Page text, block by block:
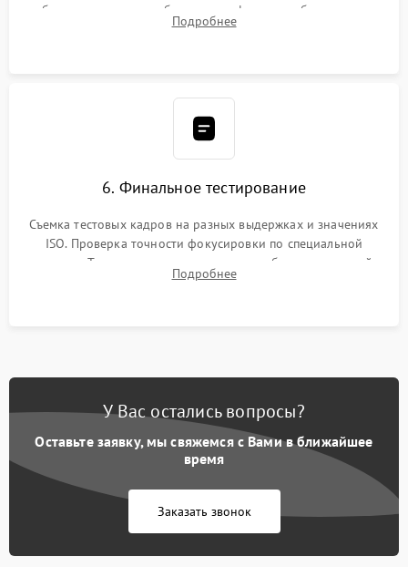
рабочего отрезка, калибровка автофокуса, стабилизатора и
экспозамера с помощью сервисного ПО.
Подробнее
6. Финальное тестирование
Съемка тестовых кадров на разных выдержках и значениях
ISO. Проверка точности фокусировки по специальной
мишени. Тест записи на карту памяти, работы встроенной
вспышки, микрофона и всех кнопок управления.
Подробнее
У Вас остались вопросы?
Оставьте заявку, мы свяжемся с Вами в ближайшее
время
Заказать звонок